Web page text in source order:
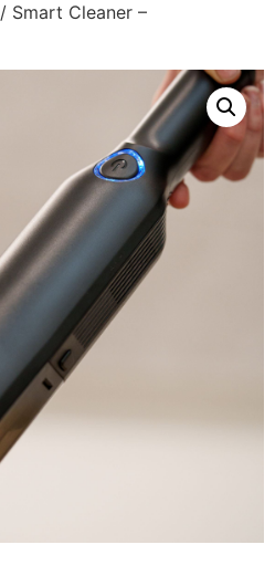
/ Smart Cleaner –